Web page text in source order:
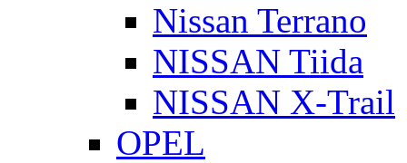
Nissan Terrano
NISSAN Tiida
NISSAN X-Trail
OPEL